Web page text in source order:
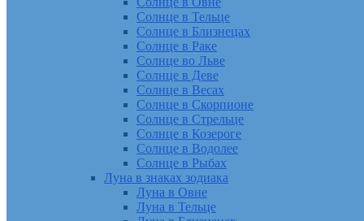
Солнце в Тельце
Солнце в Близнецах
Солнце в Раке
Солнце во Льве
Солнце в Деве
Солнце в Весах
Солнце в Скорпионе
Солнце в Стрельце
Солнце в Козероге
Солнце в Водолее
Солнце в Рыбах
Луна в знаках зодиака
Луна в Овне
Луна в Тельце